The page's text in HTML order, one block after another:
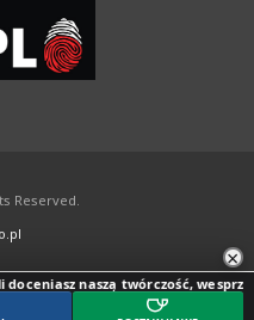
Reserved.
×
naszą twórczość, wesprzyj